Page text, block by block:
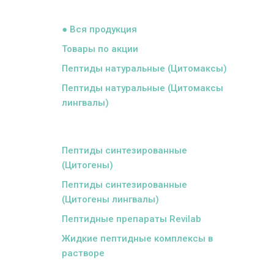
● Вся продукция
Товары по акции
Пептиды натуральные (Цитомаксы)
Пептиды натуральные (Цитомаксы
лингвалы)
Пептиды синтезированные
(Цитогены)
Пептиды синтезированные
(Цитогены лингвалы)
Пептидные препараты Revilab
Жидкие пептидные комплексы в
растворе